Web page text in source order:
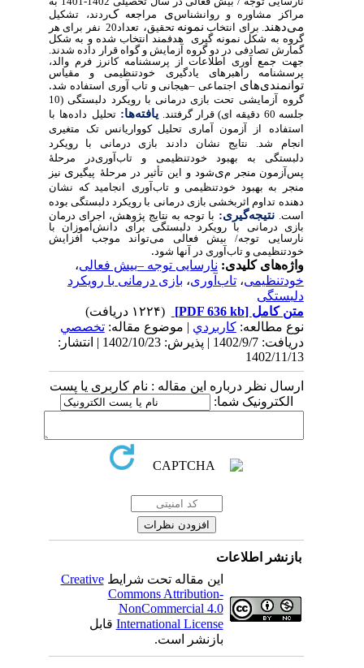
مراکز مشاوره و روانشناسیمراجعهکردند، تشکیل
می‌دهند. برای انتخابنمونهتحقیق،
تعداد20 نفر برای هر
گروه به شکل نمونه گیری هدفمند انتخاب شده و به شکل
گمارش تصادفی در دو گروه آزمایش و گواه قرار داده شدند.
جهت جمع آوری اطلاعات از پرسشنامه کانرز فرم والد،
پرسشنامه راهبرهای یادگیری خودتنظیمی و مقیاس
توانمندی‌هایاجتماعی–هیجانی و تاب آوری استفاده شد.
گروه
آزمایشی تحت بازی درمانی با رویکرد دلبستگی (10
جلسه 60 دقیقه ای) قرار گرفتند.
یافته‌ها: تحلیل داده‌ها با
استفاده از
آزمون آماری تحلیل کوواریانس تک متغیری
انجام
شد. نتایج نشان دادند
بازی درمانی با رویکرد
دلبستگی به بهبود خودتنظیمی و تاب‌آوری‌در
مرحلۀ
پس‌آزمون منجر م ی‌شود و این تأثیر در مرحلۀ پیگیری نیز
منجر به بهبود خودتنظیمی و تاب‌آوری
انجامید که نشان
دهنده تداوم اثربخشی بازی درمانی با رویکرد دلبستگی بوده
است. نتیجه‌گیری: با توجه به نتایج پژوهش، اجرای درمان
بازی درمانی با رویکرد دلبستگی برای دانش‌آموزان با
نارسایی توجه/ بیش فعالی می‌تواند موجب افزایش
خودتنظیمی و تاب‌آوری در آنها شود.
واژه‌های کلیدی:نارسایی توجه –بیش فعالی،
خودتنظیمی،تاب‌آوری،بازی درمانی با رویکرد
دلبستگی
متن کامل[PDF 636 kb]
نوع مطالعه:كاربردي| موضوع مقاله:تخصصي
دریافت: 1402/9/7 | پذیرش: 1402/10/23 | انتشار:
1402/11/13
ارسال نظر درباره این مقاله : نام کاربری یا پست
الکترونیک شما:
بازنشر اطلاعات
این مقاله تحت شرایطCreative
Commons Attribution-
NonCommercial 4.0
International Licenseقابل
بازنشر است.